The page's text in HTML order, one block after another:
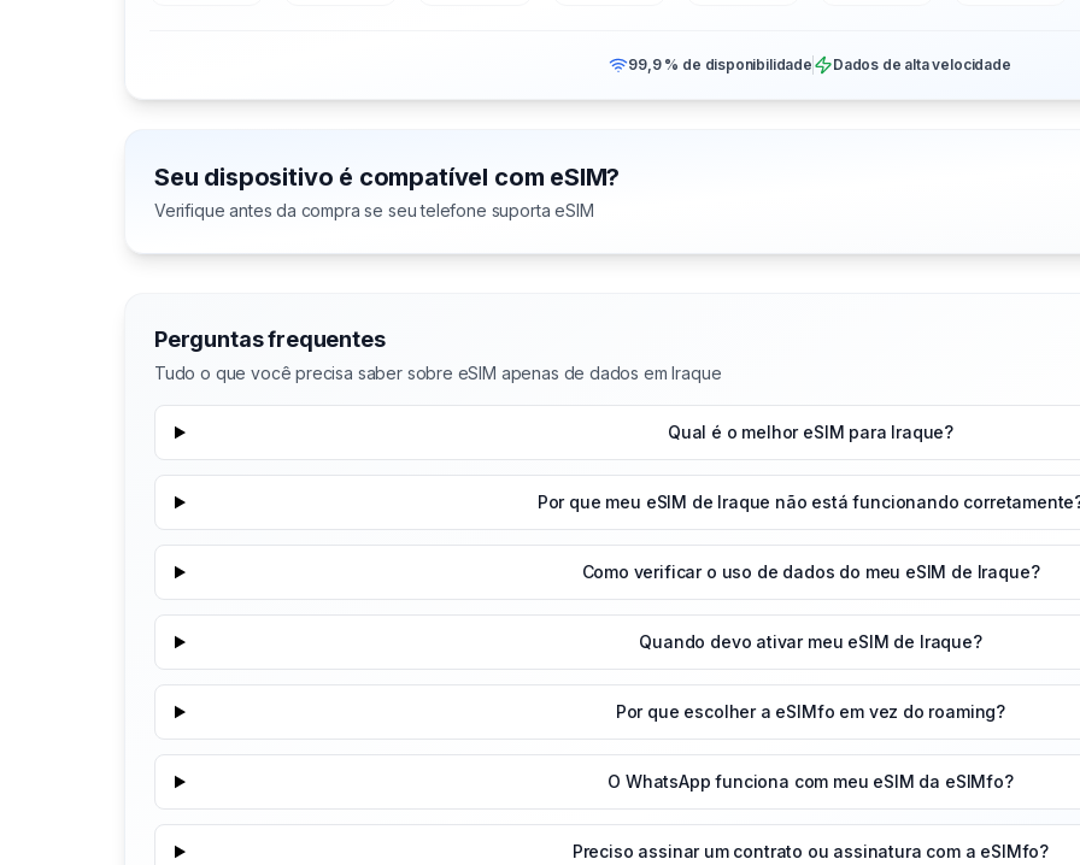
99,9 % de disponibilidade Dados de alta velocidade
Seu dispositivo é compatível com eSIM?
Verifique antes da compra se seu telefone suporta eSIM
Perguntas frequentes
Tudo o que você precisa saber sobre eSIM apenas de dados em Iraque
Qual é o melhor eSIM para Iraque?
Por que meu eSIM de Iraque não está funcionando
Como verificar o uso de dados do meu eSIM de Iraque?
Quando devo ativar meu eSIM de Iraque?
Por que escolher a eSIMfo em vez do roaming?
O WhatsApp funciona com meu eSIM da eSIMfo?
Preciso assinar um contrato ou assinatura com a eSIMfo?